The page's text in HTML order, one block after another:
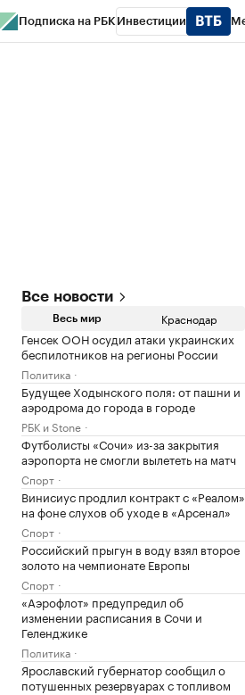
Подписка на РБК Инвестиции
Все новости
Весь мир Краснодар
Генсек ООН осудил атаки украинских
беспилотников на регионы России
Политика
Будущее Ходынского поля: от пашни и
аэродрома до города в городе
РБК и Stone
Футболисты «Сочи» из-за закрытия
аэропорта не смогли вылететь на матч
Спорт
Винисиус продлил контракт с «Реалом»
на фоне слухов об уходе в «Арсенал»
Спорт
Российский прыгун в воду взял второе
золото на чемпионате Европы
Спорт
«Аэрофлот» предупредил об
изменении расписания в Сочи и
Геленджике
Политика
Ярославский губернатор сообщил о
потушенных резервуарах с топливом